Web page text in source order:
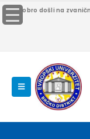
Dobro došli na